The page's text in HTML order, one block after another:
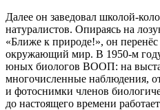
Далее он заведовал школой-
натуралистов. Опираясь на
«Ближе к природе!», он
окружающий мир. В 1950-м
юных биологов ВООП: на
многочисленные наблюдения,
и фотоснимки членов
до настоящего времени